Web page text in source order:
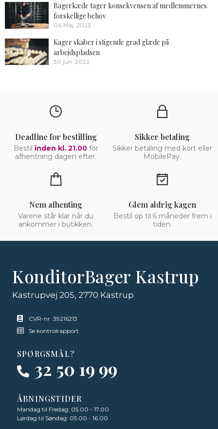
Bagerkæde tager konsekvensen af medlemmernes
forskellige behov
04 Maj, 2023
Kager skaber i stigende grad glæde på
arbejdspladsen
30 jun, 2022
Deadline for bestilling
Bestil inden kl. 21.00for
afhentning dagen efter.
Sikker betaling
Sikker betaling med kort eller
MobilePay.
Nem afhenting
Varene står klar når du
ankommer i butikken.
Glem aldrig kagen
Bestil op til 6 måneder frem i
tiden.
KonditorBager Kastrup
Kastrupvej 205, 2770 Kastrup
CVR-nr. 39216213
Se kontrolrapport
SPØRGSMÅL?
32 50 19 99
ÅBNINGSTIDER
Mandag til Fredag: 05.00 - 17.00
Lørdag til Søndag: 05.00 - 16.00